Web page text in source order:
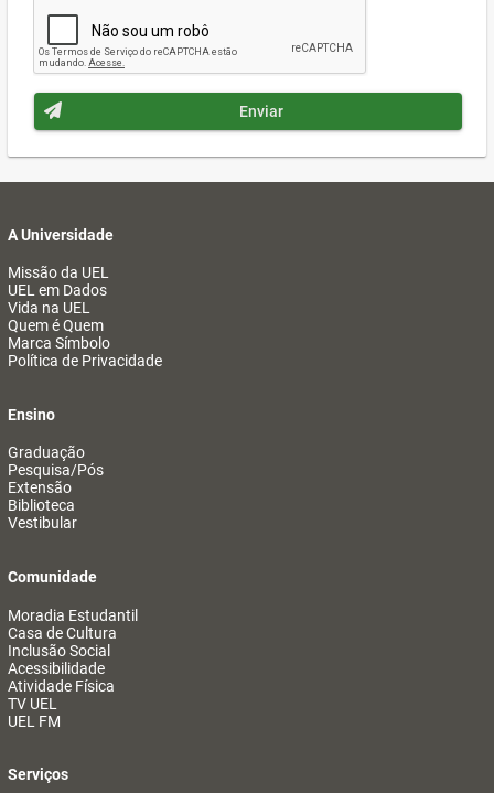
Enviar
A Universidade
Missão da UEL
UEL em Dados
Vida na UEL
Quem é Quem
Marca Símbolo
Política de Privacidade
Ensino
Graduação
Pesquisa/Pós
Extensão
Biblioteca
Vestibular
Comunidade
Moradia Estudantil
Casa de Cultura
Inclusão Social
Acessibilidade
Atividade Física
TV UEL
UEL FM
Serviços